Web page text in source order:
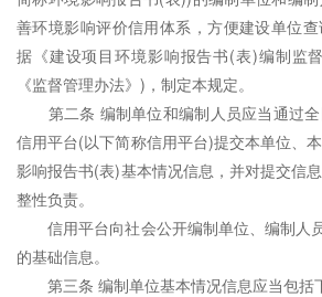
善环境影响评价信用体系，方便建设单位
据《建设项目环境影响报告书(表)编制监
《监督管理办法》)，制定本规定。
第二条 编制单位和编制人员应当通过全
信用平台(以下简称信用平台)提交本单位、
影响报告书(表)基本情况信息，并对提交信
整性负责。
信用平台向社会公开编制单位、编制人
的基础信息。
第三条 编制单位基本情况信息应当包括